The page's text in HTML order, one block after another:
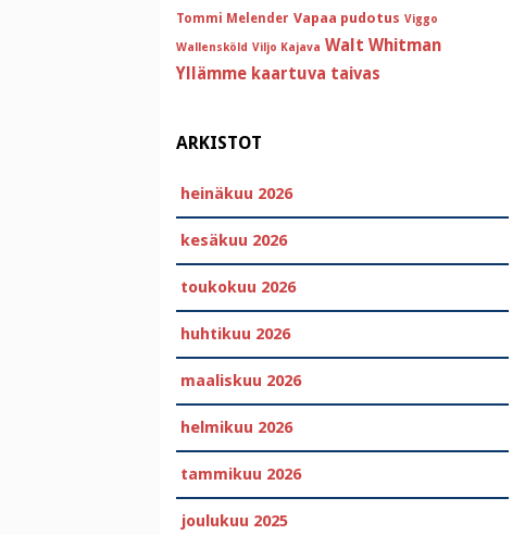
Tommi Melender Vapaa pudotus Viggo
Wallensköld Viljo Kajava Walt Whitman
Yllämme kaartuva taivas
ARKISTOT
heinäkuu 2026
kesäkuu 2026
toukokuu 2026
huhtikuu 2026
maaliskuu 2026
helmikuu 2026
tammikuu 2026
joulukuu 2025